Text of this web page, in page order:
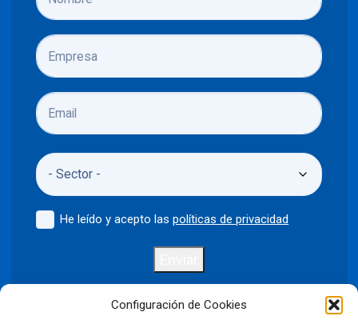
Configuración de Cookies
He leído y acepto laspolíticas de privacidad